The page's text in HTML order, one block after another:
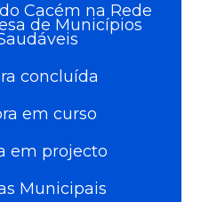
Cacém na Rede
de Municípios
concluída
em curso
em projecto
Municipais